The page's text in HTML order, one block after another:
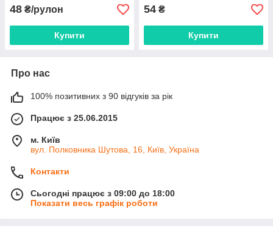
48 ₴/рулон
Купити
54 ₴
Купити
Про нас
100% позитивних з 90 відгуків за рік
Працює з 25.06.2015
м. Київ
вул. Полковника Шутова, 16, Київ, Україна
Контакти
Сьогодні працює з 09:00 до 18:00
Показати весь графік роботи